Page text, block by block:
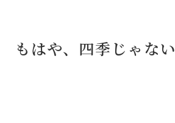
もはや、四季じゃな